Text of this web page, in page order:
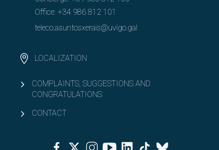
Office: +34 986 812 101
teleco.asuntosxerais@uvigo.gal
LOCALIZATION
COMPLAINTS, SUGGESTIONS AND
CONGRATULATIONS
CONTACT
FacebookTwitterInstagramYoutubeLinkedinTiktok